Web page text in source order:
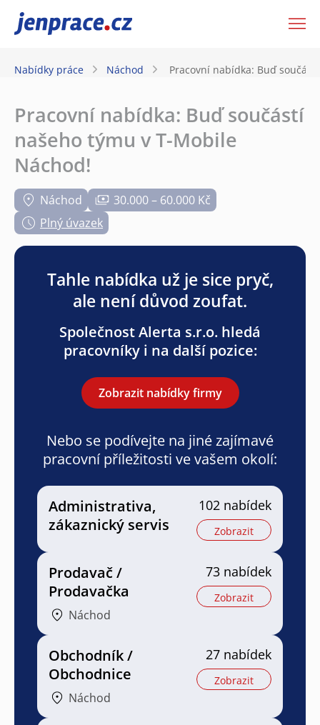
JenPráce.cz
Nabídky práce Náchod Pracovní nabídka: Buď
Pracovní nabídka: Buď součástí
našeho týmu v T-Mobile
Náchod!
Náchod
30.000 – 60.000 Kč
Plný úvazek
Tahle nabídka už je sice pryč,
ale není důvod zoufat.
Společnost Alerta s.r.o. hledá
pracovníky i na další pozice:
Zobrazit nabídky firmy
Nebo se podívejte na jiné zajímavé
pracovní příležitosti ve vašem okolí:
Administrativa,
zákaznický servis
102 nabídek
Zobrazit
Prodavač /
Prodavačka
Náchod
73 nabídek
Zobrazit
Obchodník /
Obchodnice
Náchod
27 nabídek
Zobrazit